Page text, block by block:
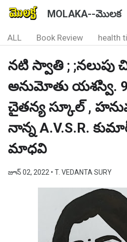
MOLAKA--మొలక
ALL Book Review health
నటి స్వాతి ; ;నలుపు
అనుమోతు యశస్వి. 9
చైతన్య స్కూల్ ,
నాన్న A.V.S.R.
మాధవి
జూన్ 02, 2022 • T. VEDANTA SURY